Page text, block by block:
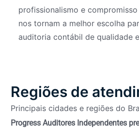
profissionalismo e
nos tornam a melhor escolha
auditoria contábil de qualidade
Regiões de
Principais cidades e regiões do
Progress Auditores Independentes